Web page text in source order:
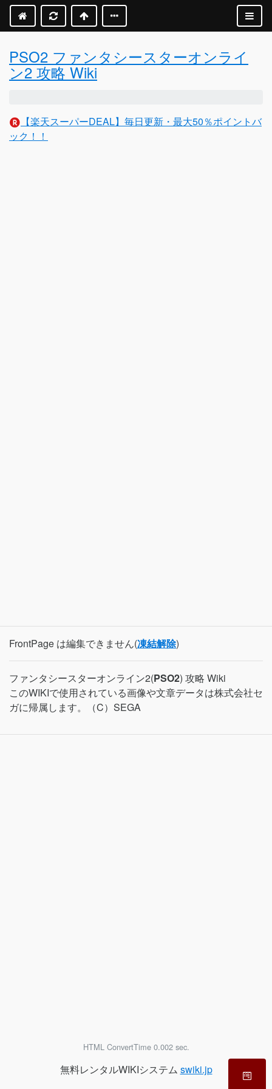
PSO2 ファンタシースターオンライ
ン2 攻略 Wiki
【楽天スーパーDEAL】毎日更新・最大50％ポイントバ
ック！！
FrontPage は編集できません(凍結解除)
ファンタシースターオンライン2(PSO2) 攻略 Wiki
このWIKIで使用されている画像や文章データは株式会社セ
ガに帰属します。（C）SEGA
HTML ConvertTime 0.002 sec.
無料レンタルWIKIシステム swiki.jp